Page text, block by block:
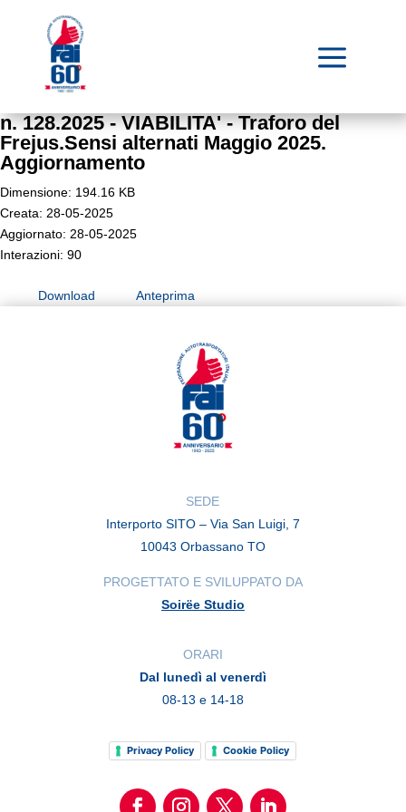
a
n. 128.2025 - VIABILITA' - Traforo del
Frejus.Sensi alternati Maggio 2025.
Aggiornamento
Dimensione: 194.16 KB
Creata: 28-05-2025
Aggiornato: 28-05-2025
Interazioni: 90
Download Anteprima
SEDE
Interporto SITO – Via San Luigi, 7
10043 Orbassano TO
PROGETTATO E SVILUPPATO DA
Soirëe Studio
ORARI
Dal lunedì al venerdì
08-13 e 14-18
Privacy Policy Cookie Policy